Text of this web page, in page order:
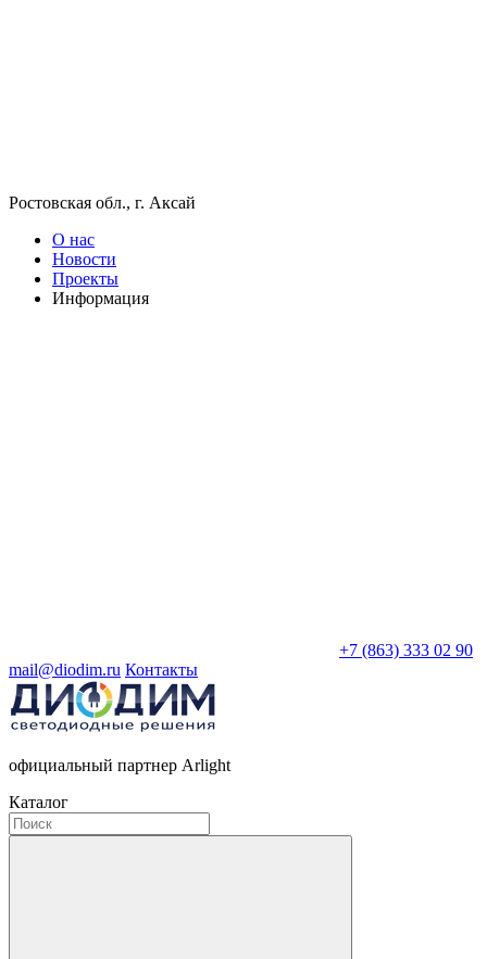
Ростовская обл., г. Аксай
О нас
Новости
Проекты
Информация
+7 (863) 333 02 90
mail@diodim.ru Контакты
официальный партнер Arlight
Каталог